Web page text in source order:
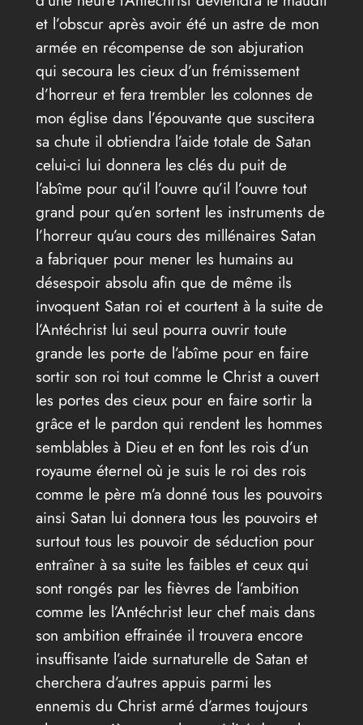
et l’obscur après avoir été un astre de mon
armée en récompense de son abjuration
qui secoura les cieux d’un frémissement
d’horreur et fera trembler les colonnes de
mon église dans l’épouvante que suscitera
sa chute il obtiendra l’aide totale de Satan
celui-ci lui donnera les clés du puit de
l’abîme pour qu’il l’ouvre qu’il l’ouvre tout
grand pour qu’en sortent les instruments de
l’horreur qu’au cours des millénaires Satan
a fabriquer pour mener les humains au
désespoir absolu afin que de même ils
invoquent Satan roi et courtent à la suite de
l’Antéchrist lui seul pourra ouvrir toute
grande les porte de l’abîme pour en faire
sortir son roi tout comme le Christ a ouvert
les portes des cieux pour en faire sortir la
grâce et le pardon qui rendent les hommes
semblables à Dieu et en font les rois d’un
royaume éternel où je suis le roi des rois
comme le père m’a donné tous les pouvoirs
ainsi Satan lui donnera tous les pouvoirs et
surtout tous les pouvoir de séduction pour
entraîner à sa suite les faibles et ceux qui
sont rongés par les fièvres de l’ambition
comme les l’Antéchrist leur chef mais dans
son ambition effrainée il trouvera encore
insuffisante l’aide surnaturelle de Satan et
cherchera d’autres appuis parmi les
ennemis du Christ armé d’armes toujours